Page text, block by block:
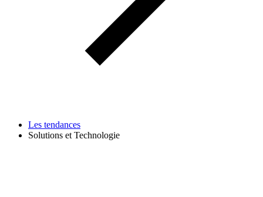
Les tendances
Solutions et Technologie